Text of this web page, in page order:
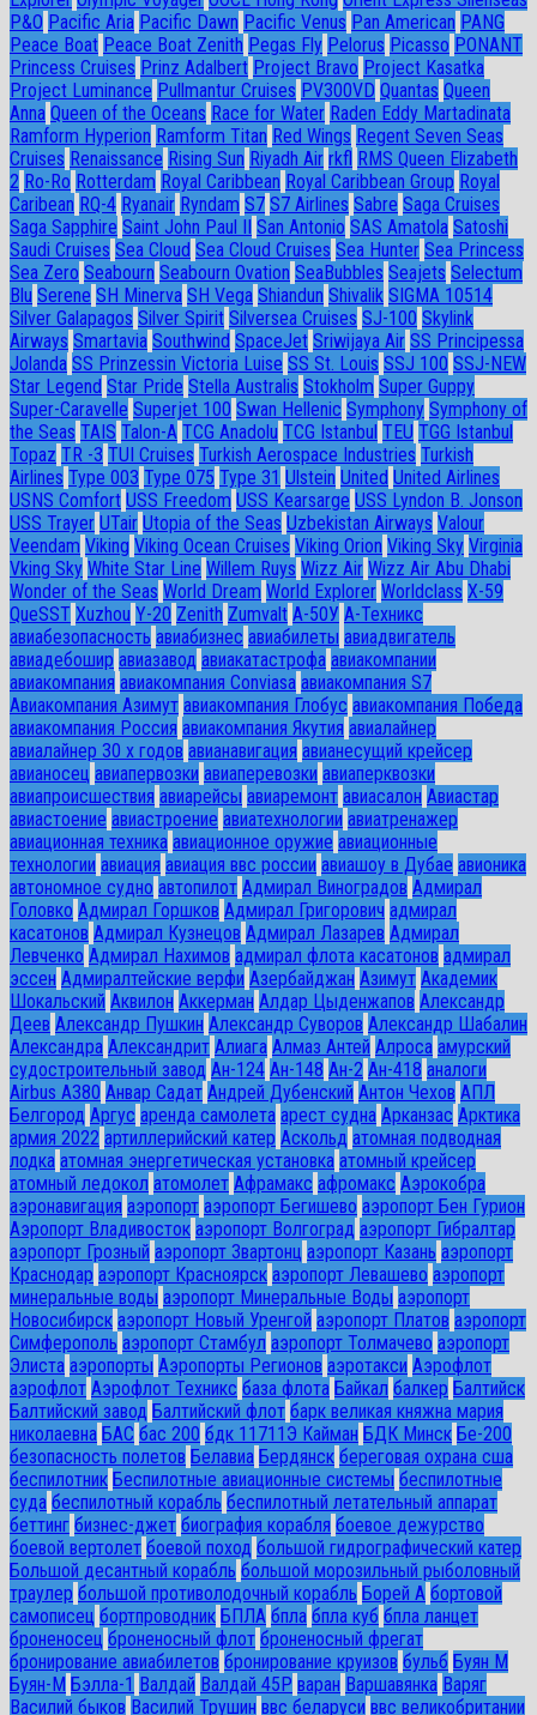
P&O Pacific Aria Pacific Dawn Pacific Venus Pan American PANG
Peace Boat Peace Boat Zenith Pegas Fly Pelorus Picasso PONANT
Princess Cruises Prinz Adalbert Project Bravo Project Kasatka
Project Luminance Pullmantur Cruises PV300VD Quantas Queen
Anna Queen of the Oceans Race for Water Raden Eddy Martadinata
Ramform Hyperion Ramform Titan Red Wings Regent Seven Seas
Cruises Renaissance Rising Sun Riyadh Air rkfl RMS Queen Elizabeth
2 Ro-Ro Rotterdam Royal Caribbean Royal Caribbean Group Royal
Caribean RQ-4 Ryanair Ryndam S7 S7 Airlines Sabre Saga Cruises
Saga Sapphire Saint John Paul II San Antonio SAS Amatola Satoshi
Saudi Cruises Sea Cloud Sea Cloud Cruises Sea Hunter Sea Princess
Sea Zero Seabourn Seabourn Ovation SeaBubbles Seajets Selectum
Blu Serene SH Minerva SH Vega Shiandun Shivalik SIGMA 10514
Silver Galapagos Silver Spirit Silversea Cruises SJ-100 Skylink
Airways Smartavia Southwind SpaceJet Sriwijaya Air SS Principessa
Jolanda SS Prinzessin Victoria Luise SS St. Louis SSJ 100 SSJ-NEW
Star Legend Star Pride Stella Australis Stokholm Super Guppy
Super-Caravelle Superjet 100 Swan Hellenic Symphony Symphony of
the Seas TAIS Talon-A TCG Anadolu TCG Istanbul TEU TGG Istanbul
Topaz TR -3 TUI Cruises Turkish Aerospace Industries Turkish
Airlines Type 003 Type 075 Type 31 Ulstein United United Airlines
USNS Comfort USS Freedom USS Kearsarge USS Lyndon B. Jonson
USS Trayer UTair Utopia of the Seas Uzbekistan Airways Valour
Veendam Viking Viking Ocean Cruises Viking Orion Viking Sky Virginia
Vking Sky White Star Line Willem Ruys Wizz Air Wizz Air Abu Dhabi
Wonder of the Seas World Dream World Explorer Worldclass X-59
QueSST Xuzhou Y-20 Zenith Zumvalt А-50У А-Техникс
авиабезопасность авиабизнес авиабилеты авиадвигатель
авиадебошир авиазавод авиакатастрофа авиакомпании
авиакомпания авиакомпания Conviasa авиакомпания S7
Авиакомпания Азимут авиакомпания Глобус авиакомпания Победа
авиакомпания Россия авиакомпания Якутия авиалайнер
авиалайнер 30 х годов авианавигация авианесущий крейсер
авианосец авиапервозки авиаперевозки авиаперквозки
авиапроисшествия авиарейсы авиаремонт авиасалон Авиастар
авиастоение авиастроение авиатехнологии авиатренажер
авиационная техника авиационное оружие авиационные
технологии авиация авиация ввс россии авиашоу в Дубае авионика
автономное судно автопилот Адмирал Виноградов Адмирал
Головко Адмирал Горшков Адмирал Григорович адмирал
касатонов Адмирал Кузнецов Адмирал Лазарев Адмирал
Левченко Адмирал Нахимов адмирал флота касатонов адмирал
эссен Адмиралтейские верфи Азербайджан Азимут Академик
Шокальский Аквилон Аккерман Алдар Цыденжапов Александр
Деев Александр Пушкин Александр Суворов Александр Шабалин
Александра Александрит Алиага Алмаз Антей Алроса амурский
судостроительный завод Ан-124 Ан-148 Ан-2 Ан-418 аналоги
Airbus A380 Анвар Садат Андрей Дубенский Антон Чехов АПЛ
Белгород Аргус аренда самолета арест судна Арканзас Арктика
армия 2022 артиллерийский катер Аскольд атомная подводная
лодка атомная энергетическая установка атомный крейсер
атомный ледокол атомолет Афрамакс афромакс Аэрокобра
аэронавигация аэропорт аэропорт Бегишево аэропорт Бен Гурион
Аэропорт Владивосток аэропорт Волгоград аэропорт Гибралтар
аэропорт Грозный аэропорт Звартонц аэропорт Казань аэропорт
Краснодар аэропорт Красноярск аэропорт Левашево аэропорт
минеральные воды аэропорт Минеральные Воды аэропорт
Новосибирск аэропорт Новый Уренгой аэропорт Платов аэропорт
Симферополь аэропорт Стамбул аэропорт Толмачево аэропорт
Элиста аэропорты Аэропорты Регионов аэротакси Аэрофлот
аэрофлот Аэрофлот Техникс база флота Байкал балкер Балтийск
Балтийский завод Балтийский флот барк великая княжна мария
николаевна БАС бас 200 бдк 11711Э Кайман БДК Минск Бе-200
безопасность полетов Белавиа Бердянск береговая охрана сша
беспилотник Беспилотные авиационные системы беспилотные
суда беспилотный корабль беспилотный летательный аппарат
беттинг бизнес-джет биография корабля боевое дежурство
боевой вертолет боевой поход большой гидрографический катер
Большой десантный корабль большой морозильный рыболовный
траулер большой противолодочный корабль Борей А бортовой
самописец бортпроводник БПЛА бпла бпла куб бпла ланцет
броненосец броненосный флот броненосный фрегат
бронирование авиабилетов бронирование круизов бульб Буян М
Буян-М Бэлла-1 Валдай Валдай 45Р варан Варшавянка Варяг
Василий быков Василий Трушин ввс беларуси ввс великобритании